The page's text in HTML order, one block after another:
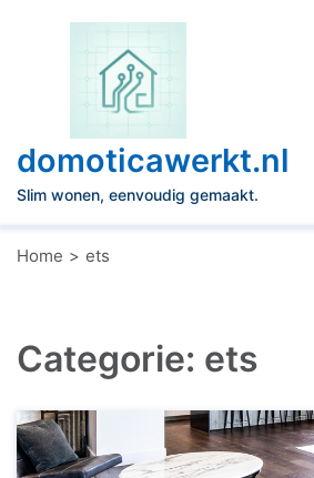
domoticawerkt.nl
Slim wonen, eenvoudig gemaakt.
Home ets
Categorie: ets